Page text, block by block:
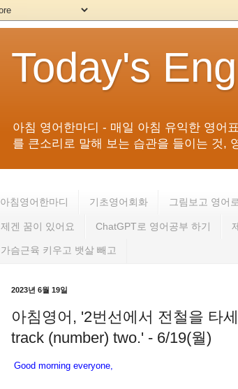
Today's
아침 영어한마디 - 매일 아침 유익한 영어
를 큰소리로 말해 보는 습관을 들이는 것,
아침영어한마디 기초영어회화 그림보고 영어로
제겐 꿈이 있어요 ChatGPT로 영어공부 하기
가슴근육 키우고 뱃살 빼고
2023년 6월 19일
아침영어, '2번선에서 전철을 타
track (number) two.' - 6/19(월)
Good morning everyone,